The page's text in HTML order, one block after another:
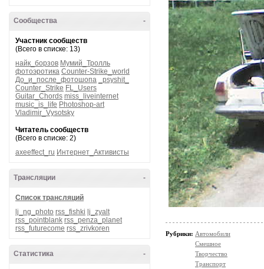
-
Сообщества
Участник сообществ
(Всего в списке: 13)
найк_борзов Мумий_Тролль
фотоэротика Counter-Strike_world
До_и_после_фотошопа
_psyshit_
Counter_Strike FL_Users
Guitar_Chords miss_liveinternet
music_is_life Photoshop-art
Vladimir_Vysotsky
Читатель сообществ
(Всего в списке: 2)
axeeffect_ru Интернет_Активисты
-
Трансляции
Список трансляций
lj_ng_photo rss_fishki lj_zyalt
rss_pointblank rss_penza_planet
rss_futurecome rss_zrivkoren
-
Статистика
Рубрики: Автомобили
Смешное
Творчество
Транспорт